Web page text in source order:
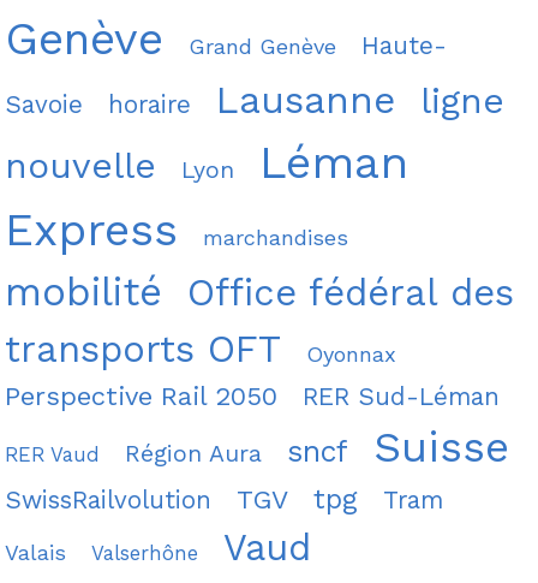
Genève Grand Genève Haute-
Savoie horaire Lausanne
ligne
nouvelle
Lyon
Léman
Express
marchandises
mobilité
Office fédéral des
transports OFT
Oyonnax
Perspective Rail 2050 RER Sud-Léman
RER Vaud Région Aura sncf Suisse
SwissRailvolution TGV tpg Tram
Valais Valserhône Vaud